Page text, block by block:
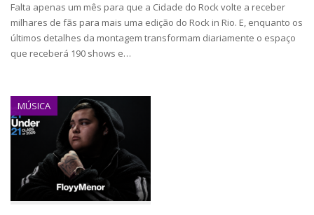
Falta apenas um mês para que a Cidade do Rock volte a receber
milhares de fãs para mais uma edição do Rock in Rio. E, enquanto os
últimos detalhes da montagem transformam diariamente o espaço
que receberá 190 shows e…
MÚSICA